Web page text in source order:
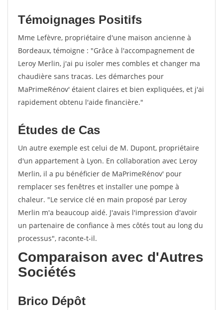
Témoignages Positifs
Mme Lefèvre, propriétaire d'une maison ancienne à
Bordeaux, témoigne : "Grâce à l'accompagnement de
Leroy Merlin, j'ai pu isoler mes combles et changer ma
chaudière sans tracas. Les démarches pour
MaPrimeRénov' étaient claires et bien expliquées, et j'ai
rapidement obtenu l'aide financière."
Études de Cas
Un autre exemple est celui de M. Dupont, propriétaire
d'un appartement à Lyon. En collaboration avec Leroy
Merlin, il a pu bénéficier de MaPrimeRénov' pour
remplacer ses fenêtres et installer une pompe à
chaleur. "Le service clé en main proposé par Leroy
Merlin m'a beaucoup aidé. J'avais l'impression d'avoir
un partenaire de confiance à mes côtés tout au long du
processus", raconte-t-il.
Comparaison avec d'Autres
Sociétés
Brico Dépôt